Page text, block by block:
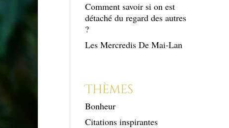
Comment savoir si on est
détaché du regard des autres
?
Les Mercredis De Mai-Lan
Thèmes
Bonheur
Citations inspirantes